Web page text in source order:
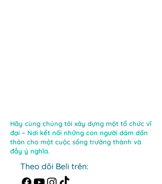
Hãy cùng chúng tôi xây dựng một tổ chức vĩ
đại – Nơi kết nối những con người dám dấn
thân cho một cuộc sống trưởng thành và
đầy ý nghĩa.
Theo dõi Beli trên: